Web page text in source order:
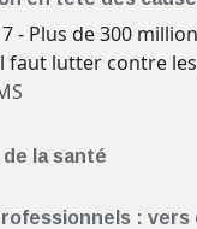
- Plus de 300
faut lutter contre
la santé
: